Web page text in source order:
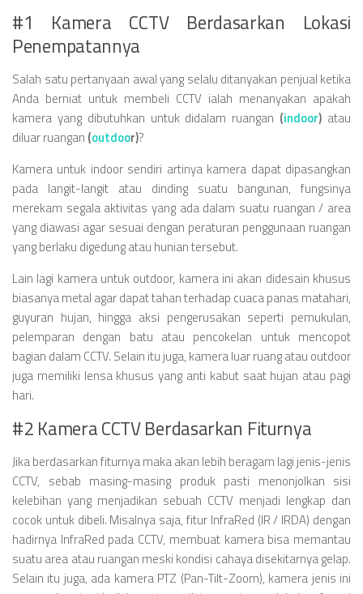
#1 Kamera CCTV Berdasarkan Lokasi
Penempatannya
Salah satu pertanyaan awal yang selalu ditanyakan penjual ketika
Anda berniat untuk membeli CCTV ialah menanyakan apakah
kamera yang dibutuhkan untuk didalam ruangan (indoor) atau
diluar ruangan (outdoor)?
Kamera untuk indoor sendiri artinya kamera dapat dipasangkan
pada langit-langit atau dinding suatu bangunan, fungsinya
merekam segala aktivitas yang ada dalam suatu ruangan / area
yang diawasi agar sesuai dengan peraturan penggunaan ruangan
yang berlaku digedung atau hunian tersebut.
Lain lagi kamera untuk outdoor, kamera ini akan didesain khusus
biasanya metal agar dapat tahan terhadap cuaca panas matahari,
guyuran hujan, hingga aksi pengerusakan seperti pemukulan,
pelemparan dengan batu atau pencokelan untuk mencopot
bagian dalam CCTV. Selain itu juga, kamera luar ruang atau outdoor
juga memiliki lensa khusus yang anti kabut saat hujan atau pagi
hari.
#2 Kamera CCTV Berdasarkan Fiturnya
Jika berdasarkan fiturnya maka akan lebih beragam lagi jenis-jenis
CCTV, sebab masing-masing produk pasti menonjolkan sisi
kelebihan yang menjadikan sebuah CCTV menjadi lengkap dan
cocok untuk dibeli. Misalnya saja, fitur InfraRed (IR / IRDA) dengan
hadirnya InfraRed pada CCTV, membuat kamera bisa memantau
suatu area atau ruangan meski kondisi cahaya disekitarnya gelap.
Selain itu juga, ada kamera PTZ (Pan-Tilt-Zoom), kamera jenis ini